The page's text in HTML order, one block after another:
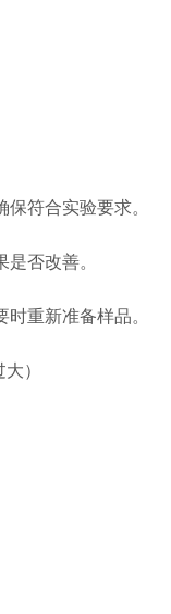
符合实验要求。
否改善。
重新准备样品。
）